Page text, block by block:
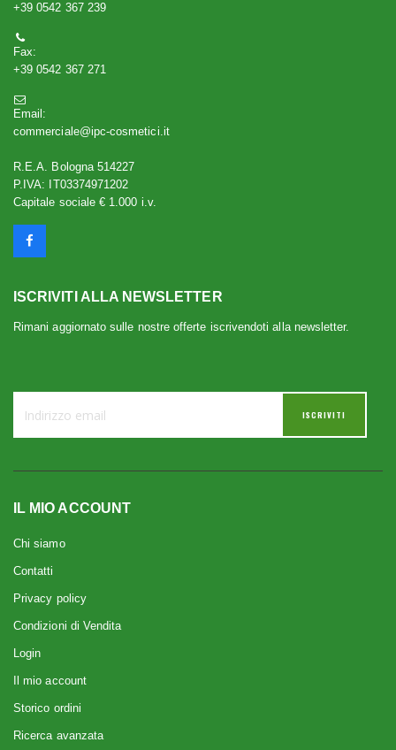
+39 0542 367 239
Fax:
+39 0542 367 271
Email:
commerciale@ipc-cosmetici.it
R.E.A. Bologna 514227
P.IVA: IT03374971202
Capitale sociale € 1.000 i.v.
ISCRIVITI ALLA NEWSLETTER
Rimani aggiornato sulle nostre offerte iscrivendoti alla newsletter.
ISCRIVITI
IL MIO ACCOUNT
Chi siamo
Contatti
Privacy policy
Condizioni di Vendita
Login
Il mio account
Storico ordini
Ricerca avanzata